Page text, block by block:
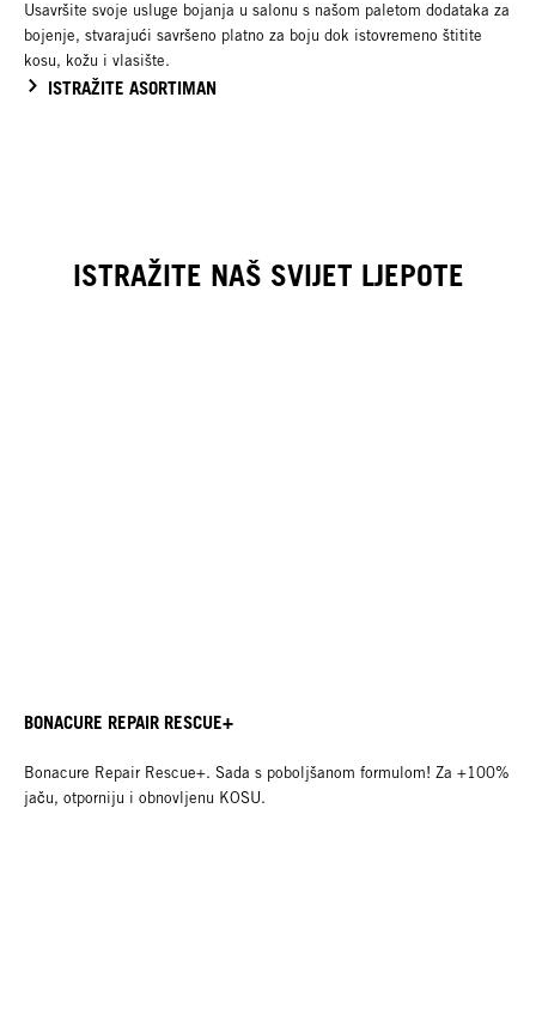
Usavršite svoje usluge bojanja u salonu s našom paletom dodataka za
bojenje, stvarajući savršeno platno za boju dok istovremeno štitite
kosu, kožu i vlasište.
ISTRAŽITE ASORTIMAN
ISTRAŽITE NAŠ SVIJET LJEPOTE
BONACURE REPAIR RESCUE+
Bonacure Repair Rescue+. Sada s poboljšanom formulom! Za +100%
jaču, otporniju i obnovljenu KOSU.